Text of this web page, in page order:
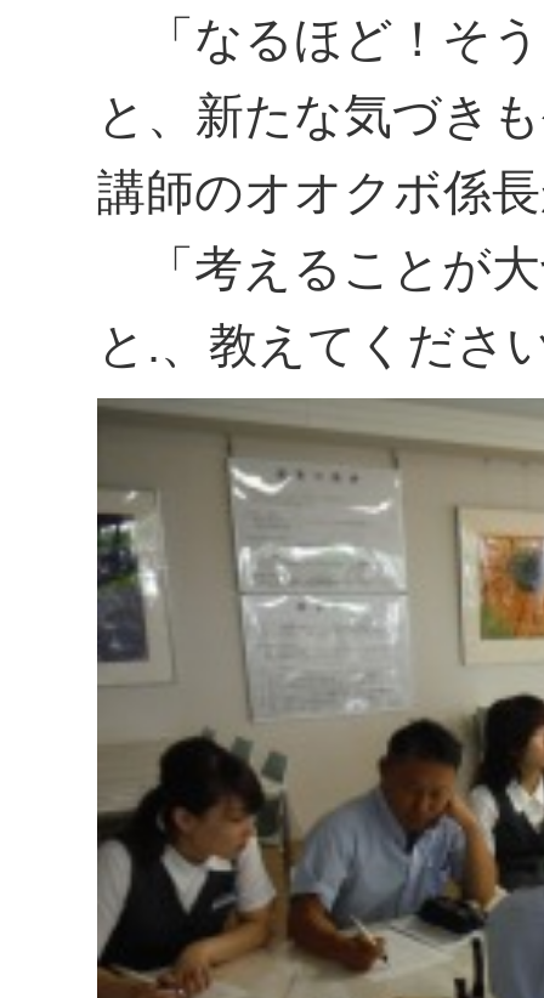
「なるほど！そ
と、新たな気づき
講師のオオクボ係
「考えることが
と.、教えてくださ